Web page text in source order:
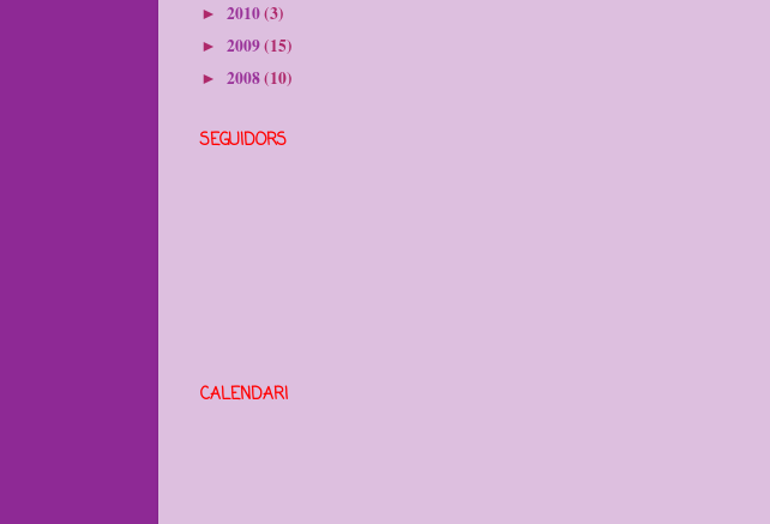
► 2010(3)
► 2009(15)
► 2008(10)
SEGUIDORS
CALENDARI